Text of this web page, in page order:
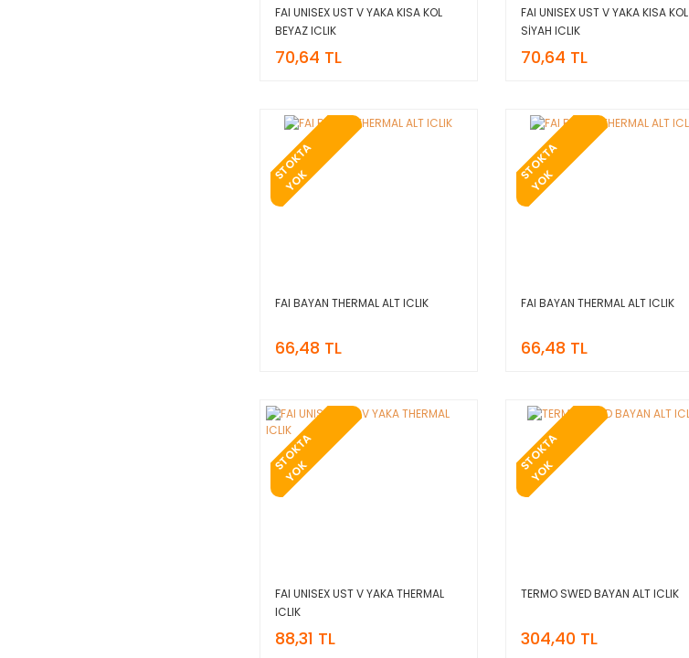
FAI UNISEX UST V YAKA KISA KOL
BEYAZ ICLIK
70,64 TL
FAI UNISEX UST V YAKA KISA KOL
SİYAH ICLIK
70,64 TL
S
T
O
K
T
A
Y
O
K
FAI BAYAN THERMAL ALT ICLIK
66,48 TL
S
T
O
K
T
A
Y
O
K
FAI BAYAN THERMAL ALT ICLIK
66,48 TL
S
T
O
K
T
A
Y
O
K
FAI UNISEX UST V YAKA THERMAL
ICLIK
88,31 TL
S
T
O
K
T
A
Y
O
K
TERMO SWED BAYAN ALT ICLIK
304,40 TL